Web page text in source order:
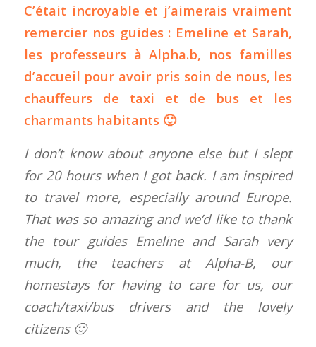
C’était incroyable et j’aimerais vraiment
remercier nos guides : Emeline et Sarah,
les professeurs à Alpha.b, nos familles
d’accueil pour avoir pris soin de nous, les
chauffeurs de taxi et de bus et les
charmants habitants 🙂
I don’t know about anyone else but I slept
for 20 hours when I got back. I am inspired
to travel more, especially around Europe.
That was so amazing and we’d like to thank
the tour guides Emeline and Sarah very
much, the teachers at Alpha-B, our
homestays for having to care for us, our
coach/taxi/bus drivers and the lovely
citizens 🙂